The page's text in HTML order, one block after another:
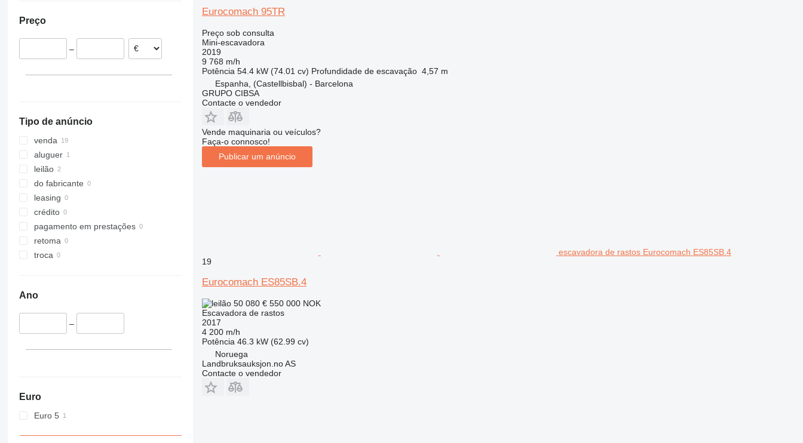
317
323
324
325
326
329
330
336
340
345
349
375
426
86
225
245HDLR
8008
8010
8014
8016
8018
8025
8026
8030
8052
JS
CLG
FM
G-series
Países Baixos
Finlândia
Preço
–
Tipo de anúncio
venda
aluguer
leilão
do fabricante
leasing
crédito
pagamento em prestações
retoma
troca
Ano
–
Euro
Euro 5
Eurocomach 95TR
Preço sob consulta
Mini-escavadora
2019
9 768 m/h
Potência 54.4 kW (74.01 cv) Profundidade de escavação 4,57 m
Espanha, (Castellbisbal) - Barcelona
GRUPO CIBSA
Contacte o vendedor
Vende maquinaria ou veículos?
Faça-o connosco!
Publicar um anúncio
escavadora de rastos Eurocomach ES85SB.4
19
Eurocomach ES85SB.4
50 080 € 550 000 NOK
Escavadora de rastos
2017
4 200 m/h
Potência 46.3 kW (62.99 cv)
Noruega
Landbruksauksjon.no AS
Contacte o vendedor